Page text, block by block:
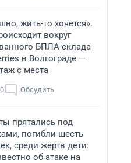
жить-то хочется».
вокруг
БПЛА склада
в Волгограде —
с места
Обсудить
прятались под
погибли шесть
среди жертв дети:
об атаке на